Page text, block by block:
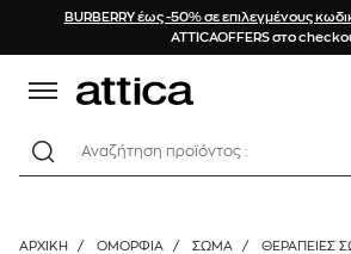
BURBERRY έως -50% σε επιλεγμένους
ATTICAOFFERS στο
Αναζήτηση προϊόντος :
ΑΡΧΙΚΉ / ΟΜΟΡΦΙΑ / ΣΩΜΑ / ΘΕΡΑΠΕΊΕΣ